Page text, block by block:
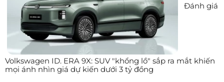
Đánh giá
Volkswagen ID. ERA 9X: SUV "khổng lồ" sắp ra mắt khiến
mọi ánh nhìn giá dự kiến dưới 3 tỷ đồng